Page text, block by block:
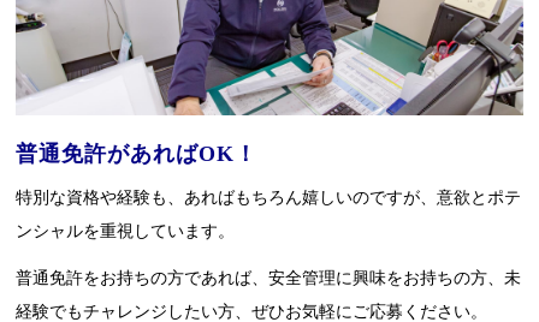
普通免許があればOK！
特別な資格や経験も、あればもちろん嬉しいのですが、意欲とポテ
ンシャルを重視しています。
普通免許をお持ちの方であれば、安全管理に興味をお持ちの方、未
経験でもチャレンジしたい方、ぜひお気軽にご応募ください。